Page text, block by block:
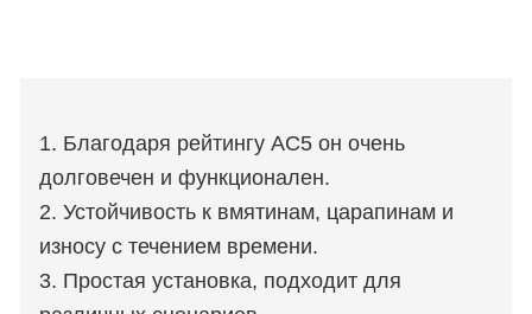
1. Благодаря рейтингу AC5 он очень
долговечен и функционален.
2. Устойчивость к вмятинам, царапинам и
износу с течением времени.
3. Простая установка, подходит для